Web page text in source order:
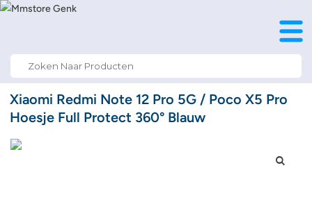
Xiaomi Redmi Note 12 Pro 5G / Poco X5 Pro
Hoesje Full Protect 360° Blauw